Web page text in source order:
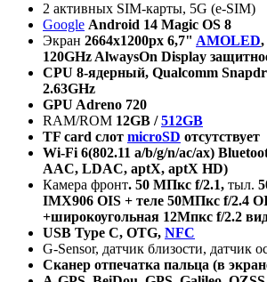
2 активных SIM-карты, 5G (e-SIM)
Google Android 14 Magic OS 8
Экран 2664х1200px 6,7" AMOLED,
120GHz AlwaysOn Display
CPU 8-ядерный, Qualcomm
2.63GHz
GPU Adreno 720
RAM/ROM 12GB /512GB
TF card слот microSD отсутствует
Wi-Fi 6(802.11 a/b/g/n/ac/ax)
AAC, LDAC, aptX, aptX HD)
Камера фронт. 50 МПкс f/2.1, тыл.
IMX906 OIS + теле 50МПкс f/2.4
+широкоугольная 12Мпкс f/2.2
USB Type C, OTG, NFC
G-Sensor, датчик близости, датчик
Сканер отпечатка пальца (в